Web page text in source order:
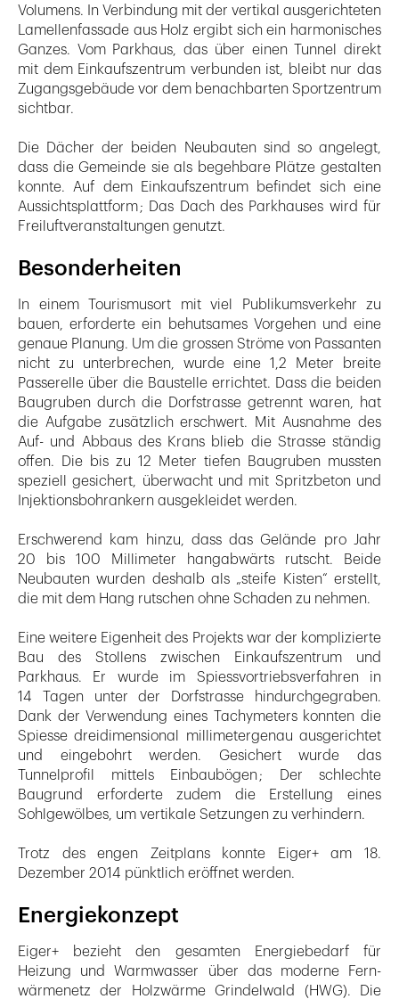
Volumens. In Verbindung mit der vertikal ausge­richteten
Lamellenfassade aus Holz ergibt sich ein harmonisches
Ganzes. Vom Parkhaus, das über einen Tunnel direkt
mit dem Einkaufszentrum verbunden ist, bleibt nur das
Zugangsgebäude vor dem benachbarten Sportzentrum
sichtbar.
Die Dächer der beiden Neubauten sind so angelegt,
dass die Gemeinde sie als begehbare Plätze gestalten
konnte. Auf dem Einkaufszentrum befindet sich eine
Aussichtsplattform ; Das Dach des Parkhauses wird für
Freiluftveranstaltungen genutzt.
Besonderheiten
In einem Tourismusort mit viel Publikumsverkehr zu
bauen, erforderte ein behutsames Vorgehen und eine
genaue Planung. Um die grossen Ströme von Passanten
nicht zu unterbrechen, wurde eine 1,2 Meter breite
Passerelle über die Baustelle errichtet. Dass die beiden
Baugruben durch die Dorfstrasse getrennt waren, hat
die Aufgabe zusätzlich erschwert. Mit Ausnahme des
Auf- und Abbaus des Krans blieb die Strasse ständig
offen. Die bis zu 12 Meter tiefen Baugruben mussten
speziell gesichert, überwacht und mit Spritzbeton und
Injektionsbohrankern ausgekleidet werden.
Erschwerend kam hinzu, dass das Gelände pro Jahr
20 bis 100 Millimeter hangabwärts rutscht. Beide
Neubauten wurden deshalb als „steife Kisten“ erstellt,
die mit dem Hang rutschen ohne Schaden zu nehmen.
Eine weitere Eigenheit des Projekts war der kompli­zierte
Bau des Stollens zwischen Einkaufszentrum und
Parkhaus. Er wurde im Spiessvortriebsverfahren in
14 Tagen unter der Dorfstrasse hindurchgegraben.
Dank der Verwendung eines Tachymeters konnten die
Spiesse dreidimensional millimetergenau ausgerichtet
und eingebohrt werden. Gesichert wurde das
Tunnelprofil mittels Einbaubögen ; Der schlechte
Baugrund erforderte zudem die Erstellung eines
Sohlgewölbes, um vertikale Setzungen zu verhindern.
Trotz des engen Zeitplans konnte Eiger+ am 18.
Dezember 2014 pünktlich eröffnet werden.
Energiekonzept
Eiger+ bezieht den gesamten Energiebedarf für
Heizung und Warmwasser über das moderne Fern­
wärmenetz der Holzwärme Grindelwald (HWG). Die